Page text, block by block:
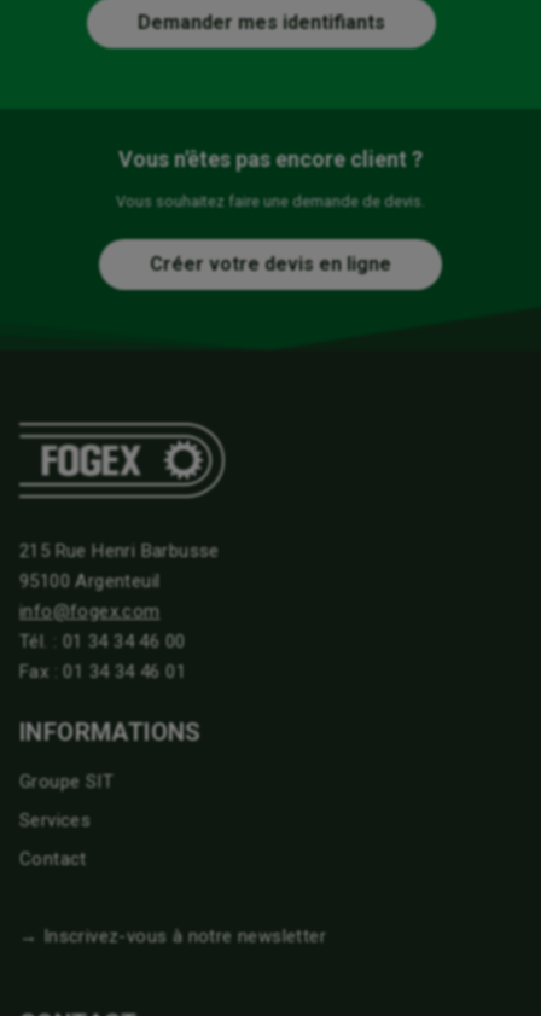
Demander mes identifiants
Vous n'êtes pas encore client ?
Vous souhaitez faire une demande de devis.
Créer votre devis en ligne
215 Rue Henri Barbusse
95100 Argenteuil
info@fogex.com
Tél. : 01 34 34 46 00
Fax : 01 34 34 46 01
INFORMATIONS
Groupe SIT
Services
Contact
→ Inscrivez-vous à notre newsletter